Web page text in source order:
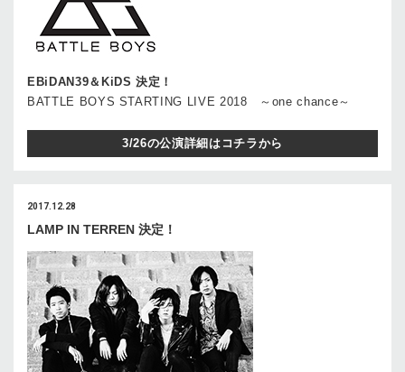
EBiDAN39＆KiDS 決定！
BATTLE BOYS STARTING LIVE 2018 ～one chance～
3/26の公演詳細はコチラから
2017.12.28
LAMP IN TERREN 決定！